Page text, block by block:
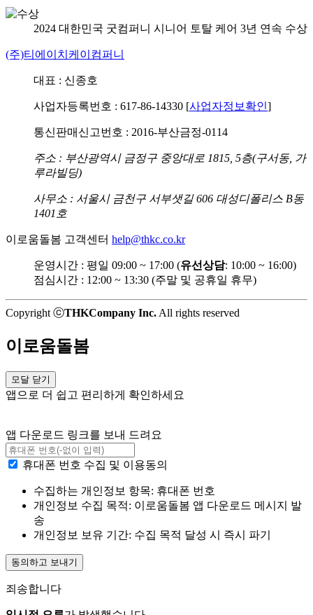
2024 대한민국 굿컴퍼니 시니어 토탈 케어 3년 연속 수상
(주)티에이치케이컴퍼니
대표 : 신종호
사업자등록번호 : 617-86-14330 [사업자정보확인]
통신판매신고번호 : 2016-부산금정-0114
주소 : 부산광역시 금정구 중앙대로 1815, 5층(구서동, 가
루라빌딩)
사무소 : 서울시 금천구 서부샛길 606 대성디폴리스 B동
1401호
이로움돌봄 고객센터 help@thkc.co.kr
운영시간 : 평일 09:00 ~ 17:00 (유선상담: 10:00 ~ 16:00)
점심시간 : 12:00 ~ 13:30 (주말 및 공휴일 휴무)
Copyright ⓒTHKCompany Inc. All rights reserved
이로움돌봄
모달 닫기
앱으로 더 쉽고 편리하게 확인하세요
앱 다운로드 링크를 보내 드려요
휴대폰 번호 수집 및 이용동의
수집하는 개인정보 항목: 휴대폰 번호
개인정보 수집 목적: 이로움돌봄 앱 다운로드 메시지 발
송
개인정보 보유 기간: 수집 목적 달성 시 즉시 파기
동의하고 보내기
죄송합니다